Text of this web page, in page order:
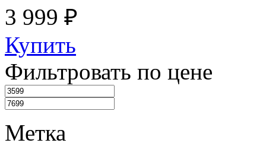
3 999 ₽
Купить
Фильтровать по цене
Метка